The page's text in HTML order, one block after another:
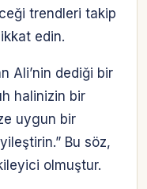
trendleri takip
edin.
Ali’nin dediği bir
halinizin bir
uygun bir
Bu söz,
olmuştur.